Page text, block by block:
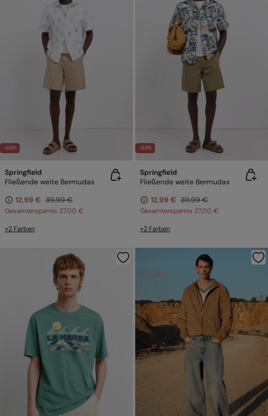
-68%
Springfield
Fließende weite Bermudas
12,99 € 39,99 €
Gesamtersparnis 27,00 €
+2 Farben
-68%
Springfield
Fließende weite Bermudas
12,99 € 39,99 €
Gesamtersparnis 27,00 €
+2 Farben